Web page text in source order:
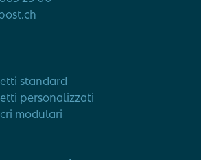
standard
personalizzati
modulari